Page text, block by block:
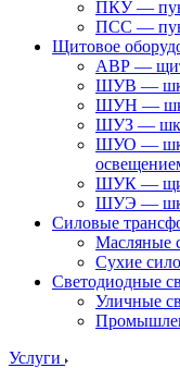
ПКУ —
ПСС —
Щитовое
АВР —
ШУВ —
ШУН —
ШУЗ —
ШУО —
ШУК —
ШУЭ —
Силовые
Масляные
Сухие
Светодиодные
Уличные
Услуги